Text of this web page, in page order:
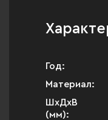
Год:
Материал:
ШхДхВ
(мм):